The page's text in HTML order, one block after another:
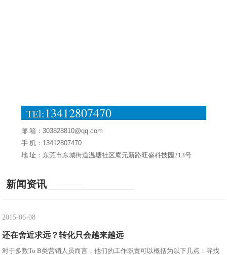
TEl:13412807470
邮 箱： 303828810@qq.com
手 机： 13412807470
地 址：东莞市东城街道温塘社区庵元新路旺盛科技园213号
新闻资讯
2015-06-08
还在舍近求远？转化只会越来越远
对于多数To B类营销人员而言，他们的工作职责可以概括为以下几点：寻找